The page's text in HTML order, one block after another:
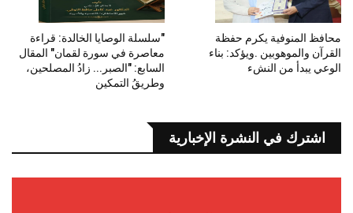
محافظ المنوفية يكرم حفظة
القرآن والموهوبين .ويؤكد: بناء
الوعي يبدأ من النشء
"سلسلة الوصايا الخالدة: قراءة
معاصرة في سورة لقمان" المقال
السابع: "الصبر... زادُ المصلحين،
وطريقُ التمكين
اشترك في النشرة الإخبارية